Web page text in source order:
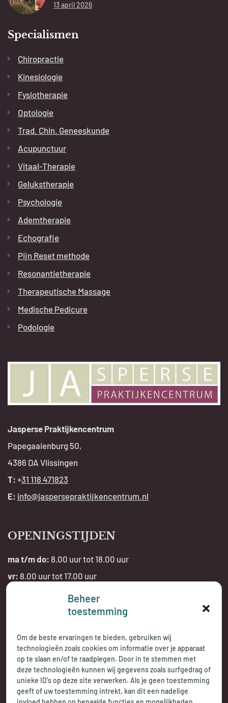
Beheer
toestemming
Om de beste ervaringen te bieden, gebruiken wij
technologieën zoals cookies om informatie over je apparaat
op te slaan en/of te raadplegen. Door in te stemmen met
deze technologieën kunnen wij gegevens zoals surfgedrag of
unieke ID's op deze site verwerken. Als je geen toestemming
geeft of uw toestemming intrekt, kan dit een nadelige
13 april 2026
Specialismen
Chiropractie
Kinesiologie
Fysiotherapie
Optologie
Trad. Chin. Geneeskunde
Acupunctuur
Vitaal-Therapie
Gelukstherapie
Psychologie
Ademtherapie
Echografie
Pijn Reset methode
Resonantietherapie
Therapeutische Massage
Medische Pedicure
Podologie
Jasperse Praktijkencentrum
Papegaaienburg 50,
4386 DA Vlissingen
T: +31 118 471823
E: info@jaspersepraktijkencentrum.nl
OPENINGSTIJDEN
ma t/m do: 8.00 uur tot 18.00 uur
vr: 8.00 uur tot 17.00 uur
Telefonisch bereikbaar: